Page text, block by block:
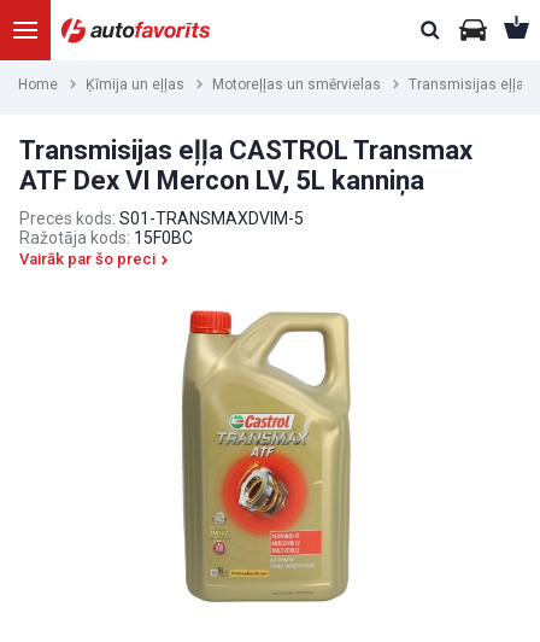
Home Ķīmija un eļļas Motoreļļas un smērvielas Transmisijas eļļas
Transmisijas eļļa CASTROL Transmax
ATF Dex VI Mercon LV, 5L kanniņa
Preces kods: S01-TRANSMAXDVIM-5
Ražotāja kods: 15F0BC
Vairāk par šo preci